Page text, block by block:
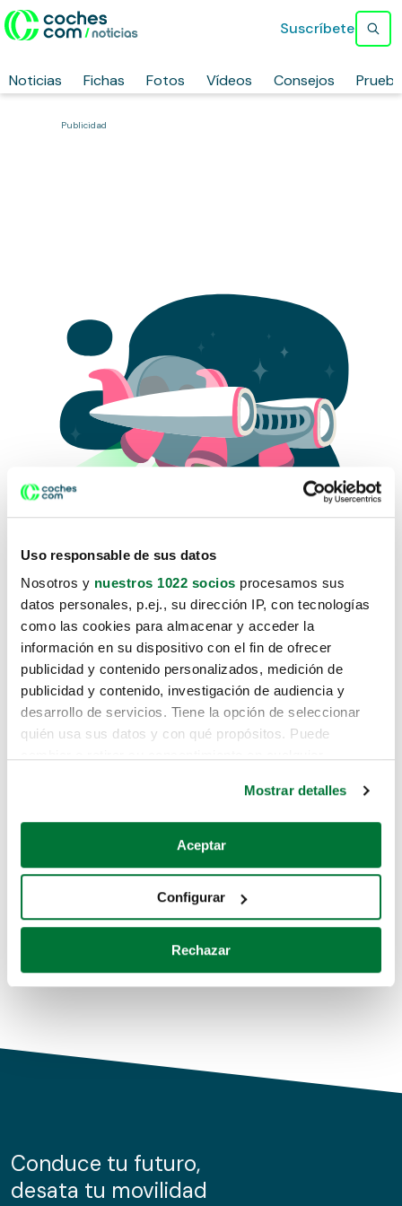
Uso responsable de sus datos
Nosotros y nuestros 1022 socios procesamos sus
datos personales, p.ej., su dirección IP, con tecnologías
como las cookies para almacenar y acceder la
información en su dispositivo con el fin de ofrecer
publicidad y contenido personalizados, medición de
publicidad y contenido, investigación de audiencia y
desarrollo de servicios. Tiene la opción de seleccionar
quién usa sus datos y con qué propósitos. Puede
Si lo permite, también quisiéramos:
Recopilar información sobre su ubicación geográfica
Identificar su dispositivo analizándolo activamente
para buscar características específicas (huellas
Obtenga más información sobre cómo se procesan sus
de cookies.
información sobre el uso que haga del sitio web con
nuestros partners de redes sociales, publicidad y análisis
Mostrar detalles
Aceptar
Configurar
Rechazar
Noticias Fichas Fotos Vídeos Consejos
Suscríbete
Publicidad
Lo sentimos, no sabemos como
te hemos traido hasta aquí.
Pero puedes encontrar el coche que estás
buscando en alguno de estos enlaces:
Coches de segunda mano
Coches de km0
Conduce tu futuro,
desata tu movilidad